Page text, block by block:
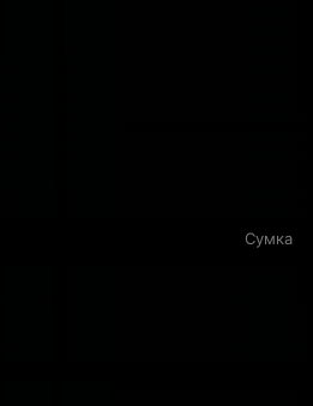
Сумка